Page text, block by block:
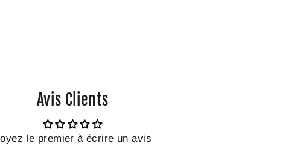
Avis Clients
le premier à écrire un avis